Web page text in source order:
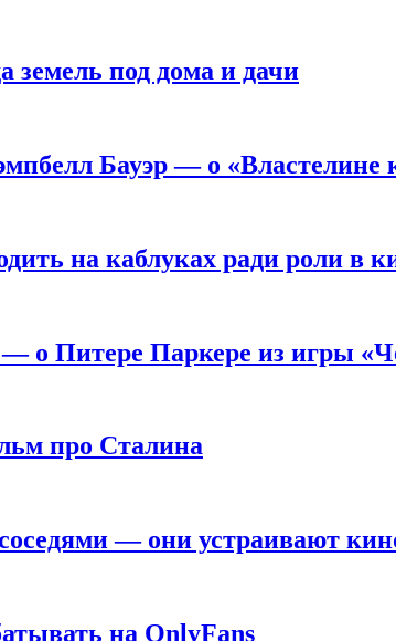
земель под дома и дачи
Бауэр — о «Властелине
на каблуках ради роли в
о Питере Паркере из игры
про Сталина
— они устраивают
на OnlyFans